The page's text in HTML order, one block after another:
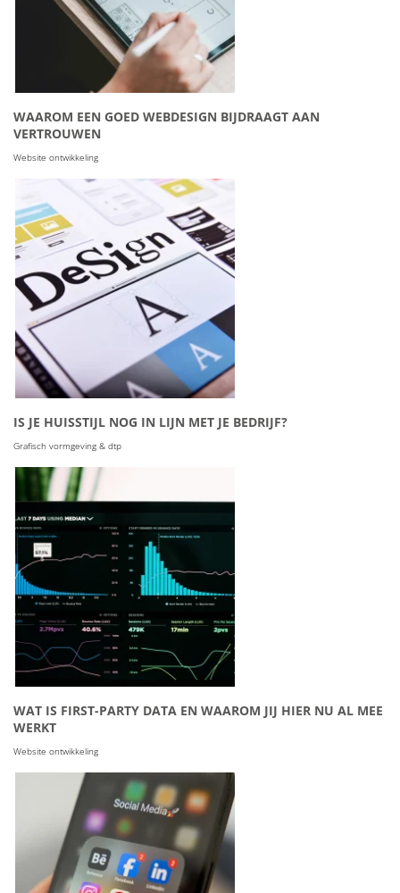
WAAROM EEN GOED WEBDESIGN BIJDRAAGT AAN
VERTROUWEN
Website ontwikkeling
IS JE HUISSTIJL NOG IN LIJN MET JE BEDRIJF?
Grafisch vormgeving & dtp
WAT IS FIRST-PARTY DATA EN WAAROM JIJ HIER NU AL MEE
WERKT
Website ontwikkeling